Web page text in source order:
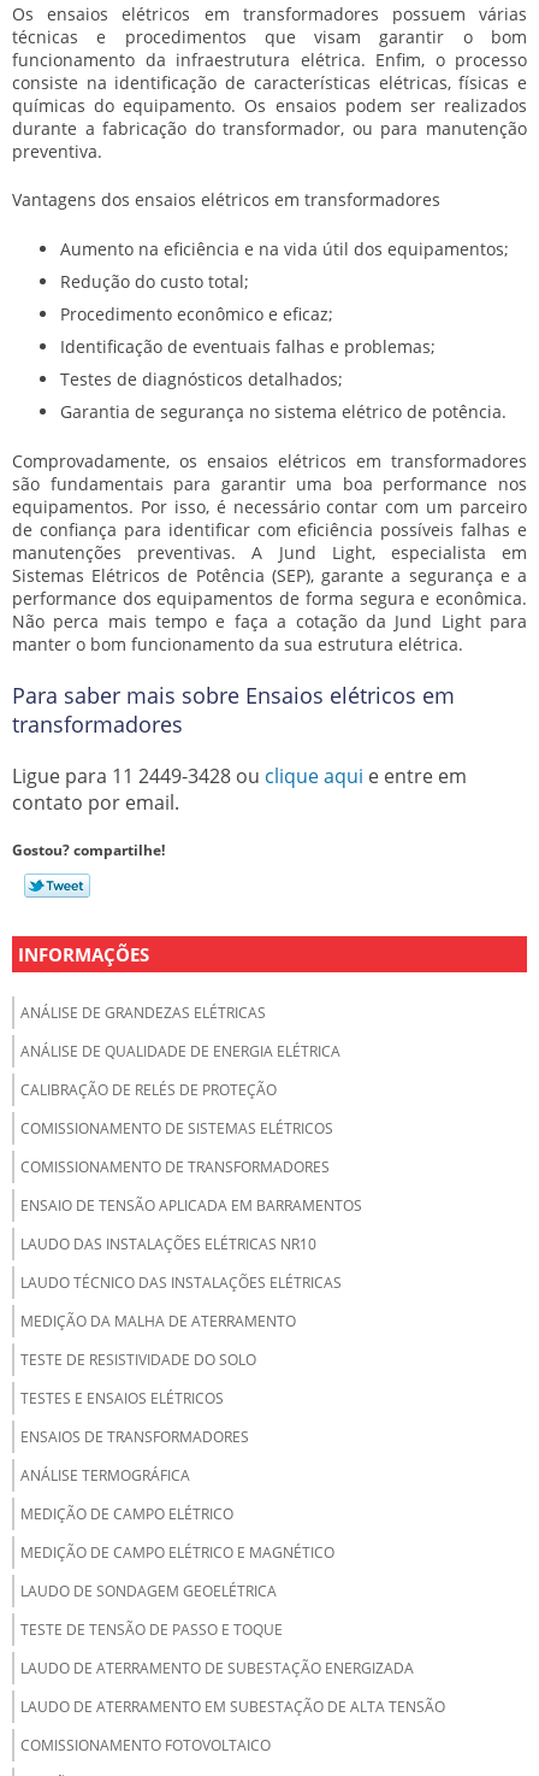
Osensaios elétricos em transformadores possuem várias
técnicas e procedimentos que visam garantir o bom
funcionamento da infraestrutura elétrica. Enfim, o processo
consiste na identificação de características elétricas, físicas e
químicas do equipamento. Os ensaios podem ser realizados
durante a fabricação do transformador, ou para manutenção
preventiva.
Vantagens dos ensaios elétricos em transformadores
Aumento na eficiência e na vida útil dos equipamentos;
Redução do custo total;
Procedimento econômico e eficaz;
Identificação de eventuais falhas e problemas;
Testes de diagnósticos detalhados;
Garantia de segurança no sistema elétrico de potência.
Comprovadamente, os ensaios elétricos em transformadores
são fundamentais para garantir uma boa performance nos
equipamentos. Por isso, é necessário contar com um parceiro
de confiança para identificar com eficiência possíveis falhas e
manutenções preventivas. A Jund Light, especialista em
Sistemas Elétricos de Potência (SEP), garante a segurança e a
performance dos equipamentos de forma segura e econômica.
Não perca mais tempo e faça a cotação da Jund Light para
manter o bom funcionamento da sua estrutura elétrica.
Para saber mais sobre Ensaios elétricos em
transformadores
Ligue para 11 2449-3428 ou clique aqui e entre em
contato por email.
Gostou? compartilhe!
INFORMAÇÕES
ANÁLISE DE GRANDEZAS ELÉTRICAS
ANÁLISE DE QUALIDADE DE ENERGIA ELÉTRICA
CALIBRAÇÃO DE RELÉS DE PROTEÇÃO
COMISSIONAMENTO DE SISTEMAS ELÉTRICOS
COMISSIONAMENTO DE TRANSFORMADORES
ENSAIO DE TENSÃO APLICADA EM BARRAMENTOS
LAUDO DAS INSTALAÇÕES ELÉTRICAS NR10
LAUDO TÉCNICO DAS INSTALAÇÕES ELÉTRICAS
MEDIÇÃO DA MALHA DE ATERRAMENTO
TESTE DE RESISTIVIDADE DO SOLO
TESTES E ENSAIOS ELÉTRICOS
ENSAIOS DE TRANSFORMADORES
ANÁLISE TERMOGRÁFICA
MEDIÇÃO DE CAMPO ELÉTRICO
MEDIÇÃO DE CAMPO ELÉTRICO E MAGNÉTICO
LAUDO DE SONDAGEM GEOELÉTRICA
TESTE DE TENSÃO DE PASSO E TOQUE
LAUDO DE ATERRAMENTO DE SUBESTAÇÃO ENERGIZADA
LAUDO DE ATERRAMENTO EM SUBESTAÇÃO DE ALTA TENSÃO
COMISSIONAMENTO FOTOVOLTAICO